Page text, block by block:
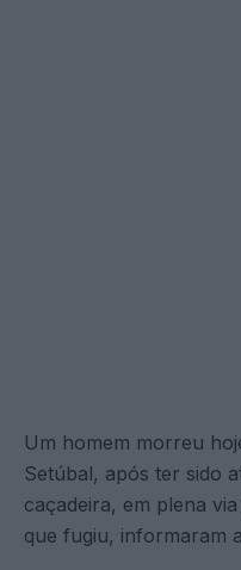
Um homem morreu
Setúbal, após ter sido
caçadeira, em plena
que fugiu, informaram